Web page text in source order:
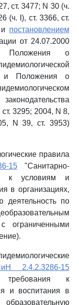
ст. 3477; N 30 (ч.
(ч. I), ст. 3366, ст.
постановлением
от 24.07.2000
о
и Положения о
3295; 2004, N 8,
N 39, ст. 3953)
правила
15"Санитарно-
к условиям и
в организациях,
деятельность по
ограниченными
2.4.2.3286-15
требования к
и воспитания в